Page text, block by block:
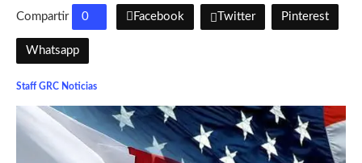
Compartir 0 Facebook Twitter Pinterest
Whatsapp
Staff GRC Noticias